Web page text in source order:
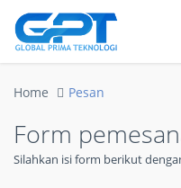
Home Pesan
Form
Silahkan isi form berikut